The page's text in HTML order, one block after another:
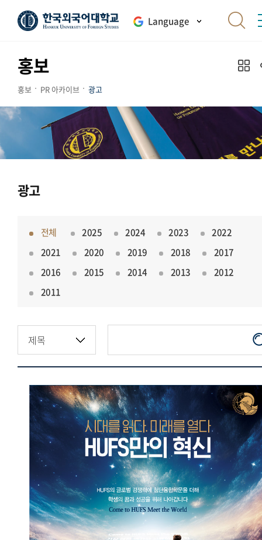
Language
홍보
홍보 PR 아카이브 광고
광고
전체 2025 2024 2023
2022
2021
2020 2019 2018
2017
2016
2015 2014 2013
2012
2011
HUFS만의 혁신